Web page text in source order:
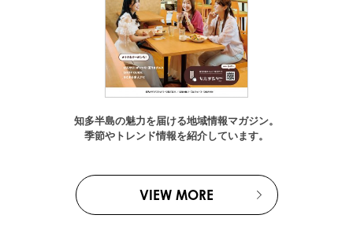
知多半島の魅力を届ける地域情報マガジン。
季節やトレンド情報を紹介しています。
VIEW MORE